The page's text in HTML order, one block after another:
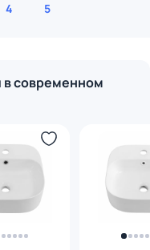
4 5
в современном